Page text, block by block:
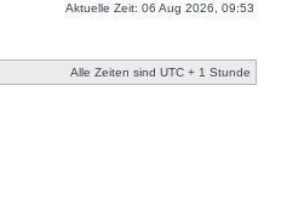
Aktuelle Zeit: 06 Aug 2026, 09:53
Alle Zeiten sind UTC + 1 Stunde